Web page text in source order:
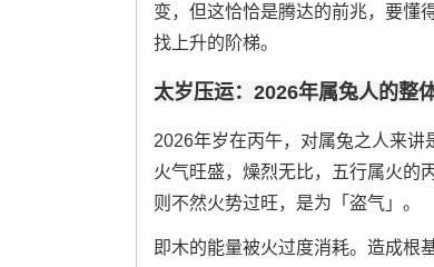
变，但这恰恰是腾达的前兆，要懂
找上升的阶梯。
太岁压运：2026年属兔人的整
2026年岁在丙午，对属兔之人来讲
火气旺盛，燥烈无比，五行属火的
则不然火势过旺，是为「盗气」。
即木的能量被火过度消耗。造成根